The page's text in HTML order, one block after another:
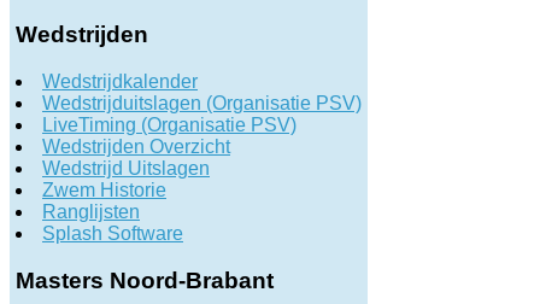
Wedstrijden
Wedstrijdkalender
Wedstrijduitslagen (Organisatie PSV)
LiveTiming (Organisatie PSV)
Wedstrijden Overzicht
Wedstrijd Uitslagen
Zwem Historie
Ranglijsten
Splash Software
Masters Noord-Brabant